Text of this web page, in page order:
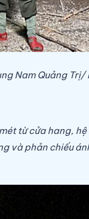
Nam Quảng
từ cửa hang,
và phản chiếu